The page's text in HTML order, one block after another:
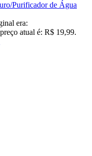
Purificador de Água
era:
atual é: R$ 19,99.